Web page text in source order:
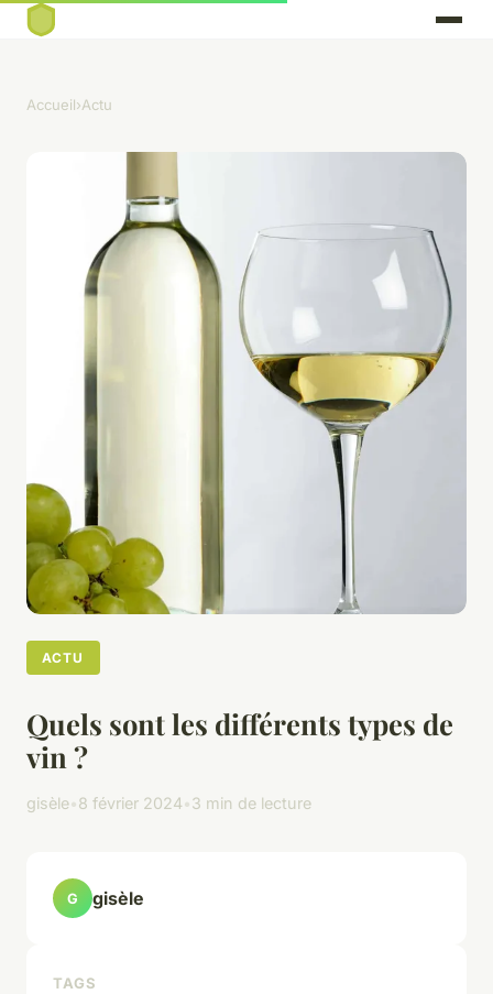
Accueil›Actu
ACTU
Quels sont les différents types de
vin ?
gisèle•8 février 2024•3 min de lecture
G gisèle
TAGS